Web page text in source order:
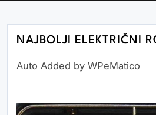
NAJBOLJI ELEKTRIČNI
Auto Added by WPeMatico